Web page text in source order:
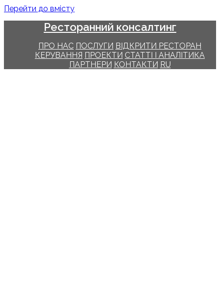
Перейти до вмісту
Ресторанний консалтинг
ПРО НАС ПОСЛУГИ ВІДКРИТИ РЕСТОРАН
КЕРУВАННЯ ПРОЕКТИ СТАТТІ І АНАЛІТИКА
ПАРТНЕРИ КОНТАКТИ RU